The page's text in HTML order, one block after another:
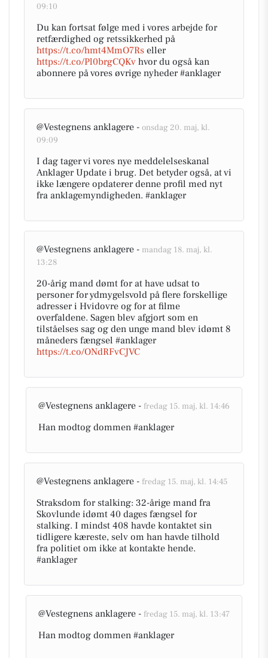
09:10
Du kan fortsat følge med i vores arbejde for
retfærdighed og retssikkerhed på
https://t.co/hmt4MmO7Rs eller
https://t.co/Pl0brgCQKv hvor du også kan
abonnere på vores øvrige nyheder #anklager
@Vestegnens anklagere - onsdag 20. maj, kl.
09:09
I dag tager vi vores nye meddelelseskanal
Anklager Update i brug. Det betyder også, at vi
ikke længere opdaterer denne profil med nyt
fra anklagemyndigheden. #anklager
@Vestegnens anklagere - mandag 18. maj, kl.
13:28
20-årig mand dømt for at have udsat to
personer for ydmygelsvold på flere forskellige
adresser i Hvidovre og for at filme
overfaldene. Sagen blev afgjort som en
tilståelses sag og den unge mand blev idømt 8
måneders fængsel #anklager
https://t.co/ONdRFvCJVC
@Vestegnens anklagere - fredag 15. maj, kl. 14:46
Han modtog dommen #anklager
@Vestegnens anklagere - fredag 15. maj, kl. 14:45
Straksdom for stalking: 32-årige mand fra
Skovlunde idømt 40 dages fængsel for
stalking. I mindst 408 havde kontaktet sin
tidligere kæreste, selv om han havde tilhold
fra politiet om ikke at kontakte hende.
#anklager
@Vestegnens anklagere - fredag 15. maj, kl. 13:47
Han modtog dommen #anklager